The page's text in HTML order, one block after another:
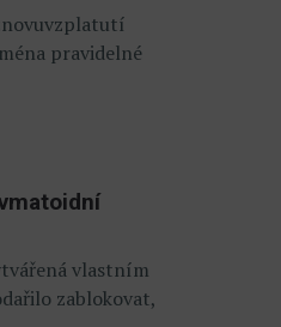
pravidelné
vlastním
zablokovat,